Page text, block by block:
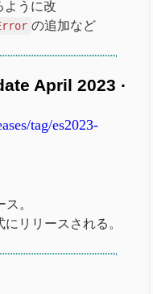
ように改
の追加など
April 2023 ·
tag/es2023-
。
リリースされる。